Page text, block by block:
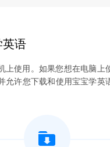
英语
上使用。如果您想在电脑上
允许您下载和使用宝宝学英